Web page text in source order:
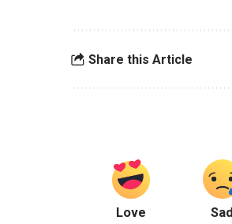
Share this Article
Love Sad